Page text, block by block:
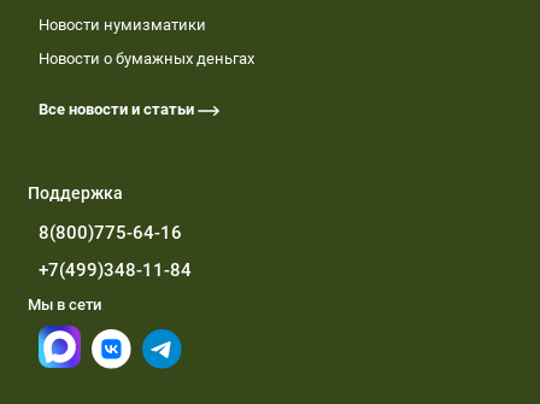
Новости нумизматики
Новости о бумажных деньгах
Все новости и статьи
Поддержка
8(800)775-64-16
+7(499)348-11-84
Мы в сети